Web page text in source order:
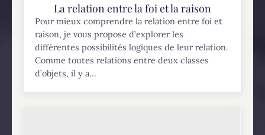
La relation entre la foi et la raison
Pour mieux comprendre la relation entre foi et
raison, je vous propose d’explorer les
différentes possibilités logiques de leur relation.
Comme toutes relations entre deux classes
d’objets, il y a...